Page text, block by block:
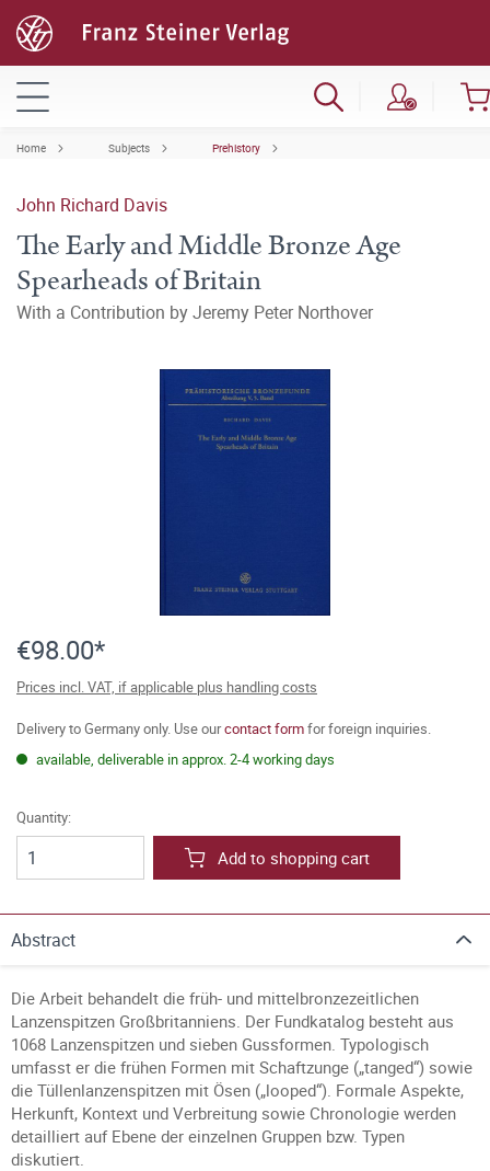
Home Subjects Prehistory
John Richard Davis
The Early and Middle Bronze Age
Spearheads of Britain
With a Contribution by Jeremy Peter Northover
€98.00*
Prices incl. VAT, if applicable plus handling costs
Delivery to Germany only. Use ourcontact formfor foreign inquiries.
available, deliverable in approx. 2-4 working days
Quantity:
Add to shopping cart
Abstract
Die Arbeit behandelt die früh- und mittelbronzezeitlichen
Lanzenspitzen Großbritanniens. Der Fundkatalog besteht aus
1068 Lanzenspitzen und sieben Gussformen. Typologisch
umfasst er die frühen Formen mit Schaftzunge („tanged“) sowie
die Tüllenlanzenspitzen mit Ösen („looped“). Formale Aspekte,
Herkunft, Kontext und Verbreitung sowie Chronologie werden
detailliert auf Ebene der einzelnen Gruppen bzw. Typen
diskutiert.